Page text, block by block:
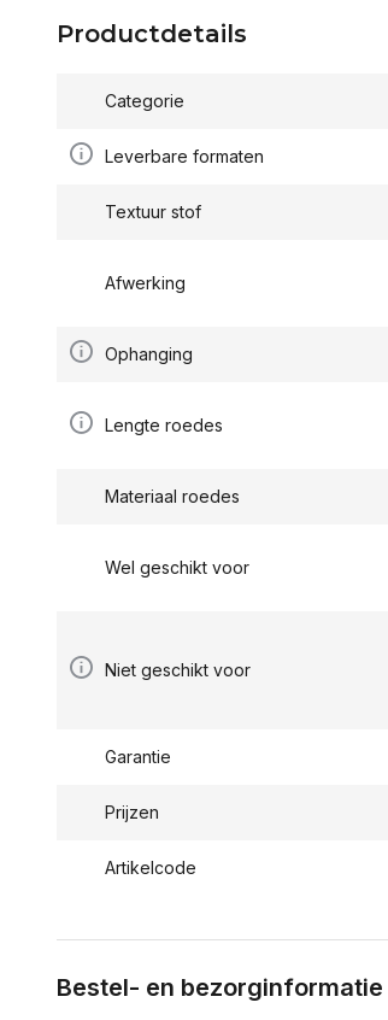
Productdetails
Categorie
Leverbare formaten
Textuur stof
Afwerking
Ophanging
Lengte roedes
Materiaal roedes
Wel geschikt voor
Niet geschikt voor
Garantie
Prijzen
Artikelcode
Bestel- en bezorginformatie